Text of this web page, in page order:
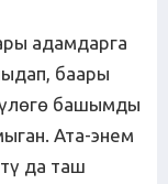
адамдарга
баары
башымды
Ата-энем
да таш